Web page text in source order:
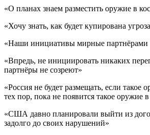
«О планах знаем разместить оружие в
«Хочу знать, как будет купирована
«Наши инициативы мирные партнёрами
«Впредь, не инициировать никаких
партнёры не созреют»
«Россия не будет размещать, если такое
тех пор, пока не появится такое оружие
«США давно планировали выйти из
задолго до своих нарушений»